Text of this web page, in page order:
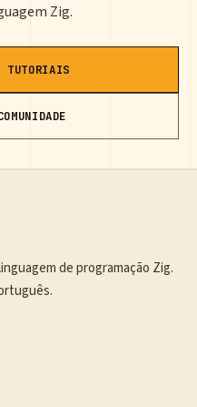
Zig.
TUTORIAIS
de programação Zig.